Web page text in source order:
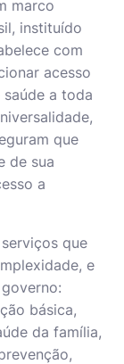
marco
instituído
com
acesso
a toda
que
de sua
a
que
e
básica,
da família,